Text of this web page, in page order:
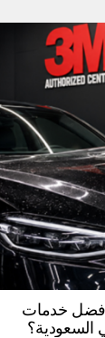
خدمات
السعودية؟